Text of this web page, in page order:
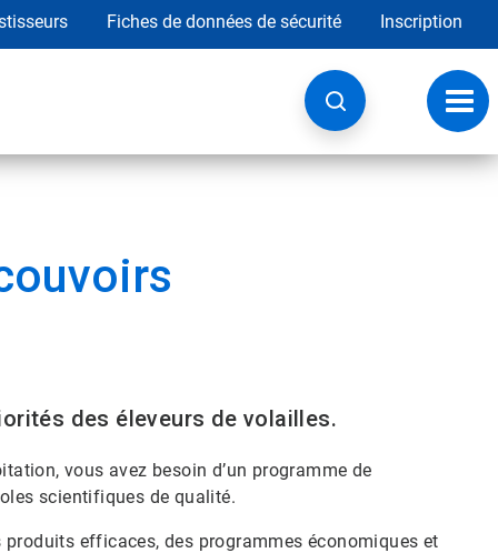
Fiches de données de sécurité Inscription
la
des éleveurs de volailles.
vous avez besoin d’un programme de
scientifiques de qualité.
efficaces, des programmes économiques et